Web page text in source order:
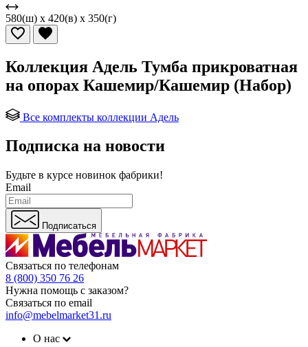
580(ш) x 420(в) x 350(г)
Коллекция Адель Тумба прикроватная
на опорах Кашемир/Кашемир (Набор)
Все комплекты коллекции Адель
Подписка на новости
Будьте в курсе новинок фабрики!
Email
Подписаться
Связаться по телефонам
8 (800) 350 76 26
Нужна помощь с заказом?
Связаться по email
info@mebelmarket31.ru
О нас